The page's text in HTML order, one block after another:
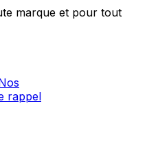
marque et pour tout
rappel